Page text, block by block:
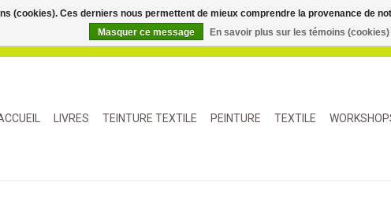
LIVRES TEINTURE TEXTILE PEINTURE TEXTILE
(cookies). Ces derniers nous permettent de mieux comprendre la provenance de
Masquer ce message
En savoir plus sur les témoins (cookies)